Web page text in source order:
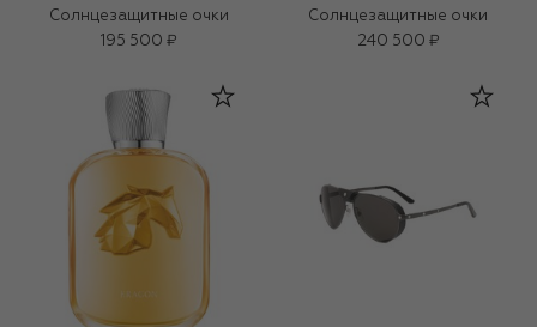
Солнцезащитные очки
195 500 ₽
Солнцезащитные очки
240 500 ₽